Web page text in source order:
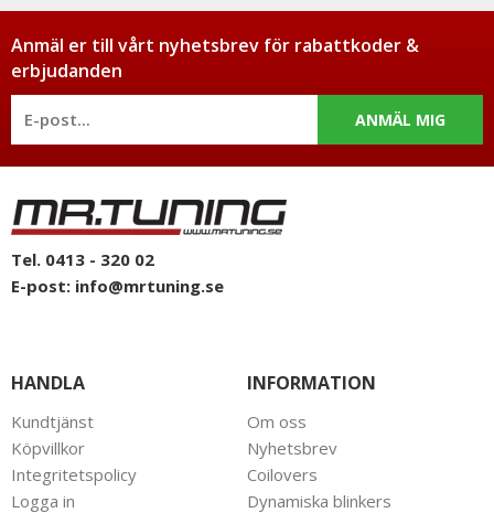
Anmäl er till vårt nyhetsbrev för rabattkoder &
erbjudanden
ANMÄL MIG
Tel. 0413 - 320 02
E-post: info@mrtuning.se
HANDLA
Kundtjänst
Köpvillkor
Integritetspolicy
Logga in
INFORMATION
Om oss
Nyhetsbrev
Coilovers
Dynamiska blinkers